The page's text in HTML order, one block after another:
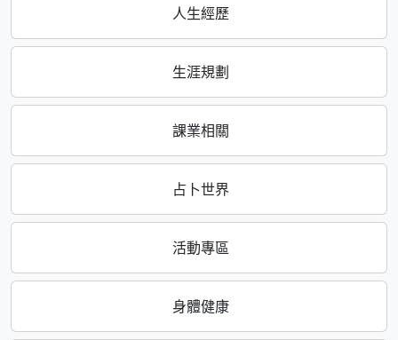
人生經歷
生涯規劃
課業相關
占卜世界
活動專區
身體健康